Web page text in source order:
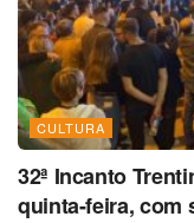
CULTURA
32ª Incanto
quinta-feira, com